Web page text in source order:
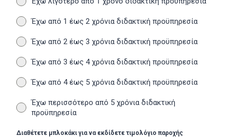
Έχω από 1 έως 2 χρόνια διδακτική προϋπηρεσία
Έχω από 2 έως 3 χρόνια διδακτική προϋπηρεσία
Έχω από 3 έως 4 χρόνια διδακτική προϋπηρεσία
Έχω από 4 έως 5 χρόνια διδακτική προϋπηρεσία
Έχω περισσότερο από 5 χρόνια διδακτική
προϋπηρεσία
Διαθέτετε μπλοκάκι για να εκδίδετε τιμολόγιο παροχής